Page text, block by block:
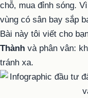
chỗ, mua đỉnh sóng.
vùng có sân bay sắp
Bài này tôi viết cho
Thành và phân vân:
tránh xa.